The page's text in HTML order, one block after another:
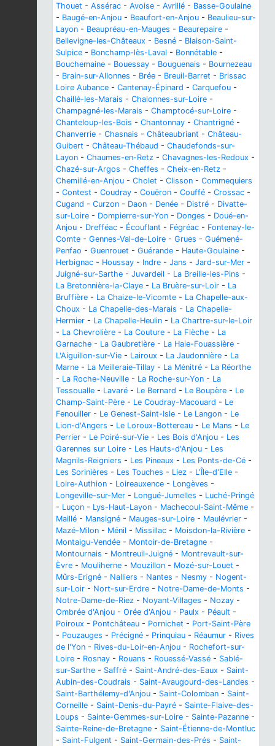
Thouet - Assérac - Avoise - Avrillé - Basse-Goulaine
- Baugé-en-Anjou - Beaufort-en-Anjou - Beaulieu-sur-
Layon - Beaupréau-en-Mauges - Beaurepaire -
Bellevigne-les-Châteaux - Besné - Blaison-Saint-
Sulpice - Bonchamp-lès-Laval - Bonnétable -
Bouchemaine - Bouessay - Bouguenais - Bournezeau
- Brain-sur-Allonnes - Brée - Breuil-Barret - Brissac
Loire Aubance - Cantenay-Épinard - Carquefou -
Chaillé-les-Marais - Chalonnes-sur-Loire -
Champagné-les-Marais - Champtocé-sur-Loire -
Chanteloup-les-Bois - Chantonnay - Chantrigné -
Chanverrie - Chasnais - Châteaubriant - Château-
Guibert - Château-Thébaud - Chaudefonds-sur-
Layon - Chaumes-en-Retz - Chavagnes-les-Redoux -
Chazé-sur-Argos - Cheffes - Cheix-en-Retz -
Chemillé-en-Anjou - Cholet - Clisson - Commequiers
- Contest - Coudray - Couëron - Couffé - Crossac -
Cugand - Curzon - Daon - Denée - Distré - Divatte-
sur-Loire - Dompierre-sur-Yon - Donges - Doué-en-
Anjou - Drefféac - Écouflant - Fégréac - Fontenay-le-
Comte - Gennes-Val-de-Loire - Grues - Guémené-
Penfao - Guenrouet - Guérande - Haute-Goulaine -
Herbignac - Houssay - Indre - Jans - Jard-sur-Mer -
Juigné-sur-Sarthe - Juvardeil - La Breille-les-Pins -
La Bretonnière-la-Claye - La Bruère-sur-Loir - La
Bruffière - La Chaize-le-Vicomte - La Chapelle-aux-
Choux - La Chapelle-des-Marais - La Chapelle-
Hermier - La Chapelle-Heulin - La Chartre-sur-le-Loir
- La Chevrolière - La Couture - La Flèche - La
Garnache - La Gaubretière - La Haie-Fouassière -
L'Aiguillon-sur-Vie - Lairoux - La Jaudonnière - La
Marne - La Meilleraie-Tillay - La Ménitré - La Réorthe
- La Roche-Neuville - La Roche-sur-Yon - La
Tessoualle - Lavaré - Le Bernard - Le Boupère - Le
Champ-Saint-Père - Le Coudray-Macouard - Le
Fenouiller - Le Genest-Saint-Isle - Le Langon - Le
Lion-d'Angers - Le Loroux-Bottereau - Le Mans - Le
Perrier - Le Poiré-sur-Vie - Les Bois d'Anjou - Les
Garennes sur Loire - Les Hauts-d'Anjou - Les
Magnils-Reigniers - Les Pineaux - Les Ponts-de-Cé -
Les Sorinières - Les Touches - Liez - L'Île-d'Elle -
Loire-Authion - Loireauxence - Longèves -
Longeville-sur-Mer - Longué-Jumelles - Luché-Pringé
- Luçon - Lys-Haut-Layon - Machecoul-Saint-Même -
Maillé - Mansigné - Mauges-sur-Loire - Maulévrier -
Mazé-Milon - Ménil - Missillac - Moisdon-la-Rivière -
Montaigu-Vendée - Montoir-de-Bretagne -
Montournais - Montreuil-Juigné - Montrevault-sur-
Èvre - Mouliherne - Mouzillon - Mozé-sur-Louet -
Mûrs-Erigné - Nalliers - Nantes - Nesmy - Nogent-
sur-Loir - Nort-sur-Erdre - Notre-Dame-de-Monts -
Notre-Dame-de-Riez - Noyant-Villages - Nozay -
Ombrée d'Anjou - Orée d'Anjou - Paulx - Péault -
Poiroux - Pontchâteau - Pornichet - Port-Saint-Père
- Pouzauges - Précigné - Prinquiau - Réaumur - Rives
de l'Yon - Rives-du-Loir-en-Anjou - Rochefort-sur-
Loire - Rosnay - Rouans - Rouessé-Vassé - Sablé-
sur-Sarthe - Saffré - Saint-André-des-Eaux - Saint-
Aubin-des-Coudrais - Saint-Avaugourd-des-Landes -
Saint-Barthélemy-d'Anjou - Saint-Colomban - Saint-
Corneille - Saint-Denis-du-Payré - Sainte-Flaive-des-
Loups - Sainte-Gemmes-sur-Loire - Sainte-Pazanne -
Sainte-Reine-de-Bretagne - Saint-Étienne-de-Montluc
- Saint-Fulgent - Saint-Germain-des-Prés - Saint-